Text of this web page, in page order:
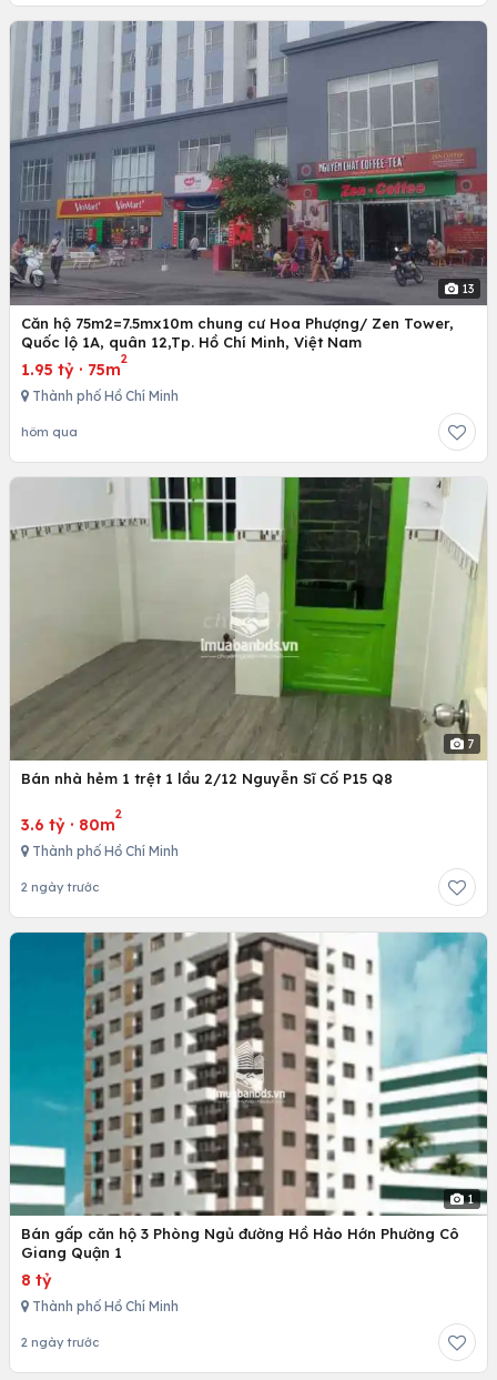
13
Căn hộ 75m2=7.5mx10m chung cư Hoa Phượng/ Zen Tower,
Quốc lộ 1A, quân 12,Tp. Hồ Chí Minh, Việt Nam
1.95 tỷ · 75m
2
Thành phố Hồ Chí Minh
hôm qua
7
Bán nhà hẻm 1 trệt 1 lầu 2/12 Nguyễn Sĩ Cố P15 Q8
3.6 tỷ · 80m
2
Thành phố Hồ Chí Minh
2 ngày trước
1
Bán gấp căn hộ 3 Phòng Ngủ đường Hồ Hảo Hớn Phường Cô
Giang Quận 1
8 tỷ
Thành phố Hồ Chí Minh
2 ngày trước